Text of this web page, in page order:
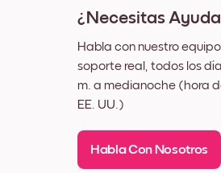
¿Necesitas
Habla con nuestro
soporte real, todos los
m. a medianoche (hora
EE. UU.)
Habla Con Nosotros